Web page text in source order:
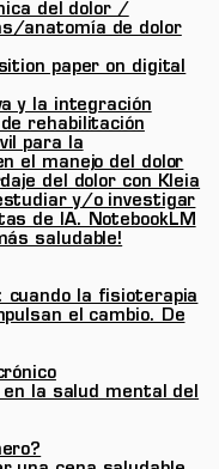
del dolor /
anatomía de dolor
paper on digital
y la integración
rehabilitación
para la
el manejo del dolor
del dolor con Kleia
y/o investigar
de IA. NotebookLM
saludable!
cuando la fisioterapia
el cambio. De
en la salud mental del